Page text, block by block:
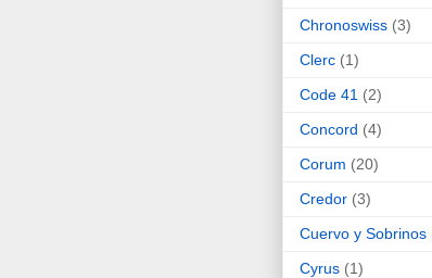
Chronoswiss (3)
Clerc (1)
Code 41 (2)
Concord (4)
Corum (20)
Credor (3)
Cuervo y Sobrinos
Cyrus (1)